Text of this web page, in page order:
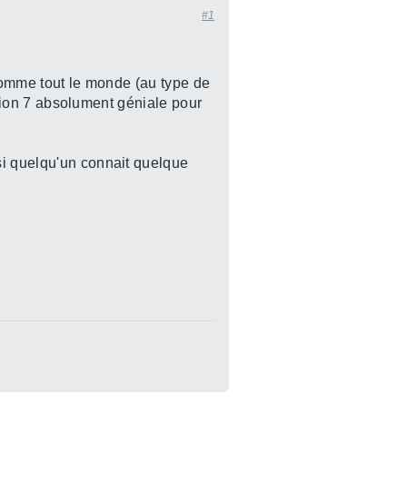
#1
tout le monde (au type de
7 absolument géniale pour
quelqu'un connait quelque